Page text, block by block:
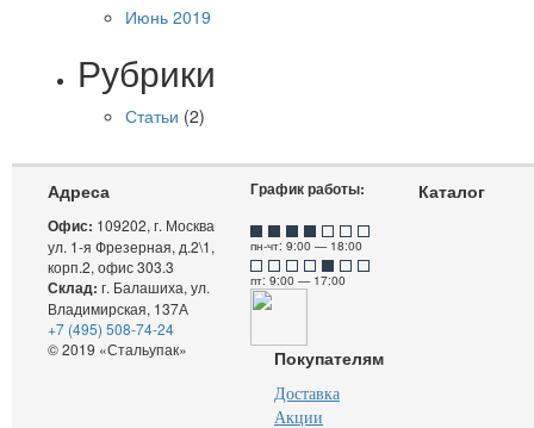
Июнь 2019
Рубрики
Статьи (2)
Адреса
Офис: 109202, г. Москва
ул. 1-я Фрезерная, д.2\1,
корп.2, офис 303.3
Склад: г. Балашиха, ул.
Владимирская, 137А
+7 (495) 508-74-24
© 2019 «Стальупак»
График работы:
пн-чт: 9:00 — 18:00
пт: 9:00 — 17:00
Покупателям
Доставка
Акции
Каталог